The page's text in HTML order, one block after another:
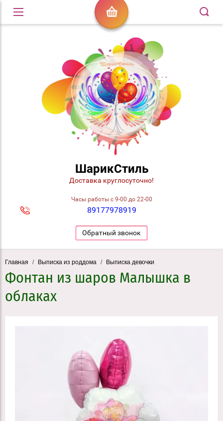
ШарикСтиль
Доставка круглосуточно!
Часы работы с 9-00 до 22-00
89177978919
Обратный звонок
Главная / Выписка из роддома / Выписка девочки
Фонтан из шаров Малышка в
облаках